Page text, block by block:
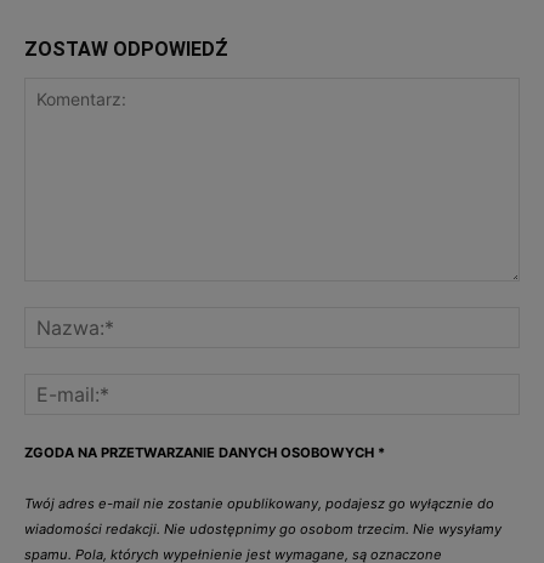
ZOSTAW ODPOWIEDŹ
ZGODA NA PRZETWARZANIE DANYCH OSOBOWYCH *
Twój adres e-mail nie zostanie opublikowany, podajesz go wyłącznie do
wiadomości redakcji. Nie udostępnimy go osobom trzecim. Nie wysyłamy
spamu. Pola, których wypełnienie jest wymagane, są oznaczone